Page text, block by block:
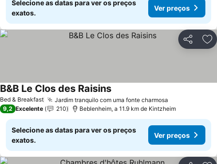
Selecione as datas para ver os preços
exatos.
Ver preços
Partilhar
Bed & Breakfast Jardim tranquilo com uma fonte charmosa
B&B Le Clos des Raisins
9,2 Excelente 210 Beblenheim, a 11.9 km de Kintzheim
Selecione as datas para ver os preços
exatos.
Ver preços